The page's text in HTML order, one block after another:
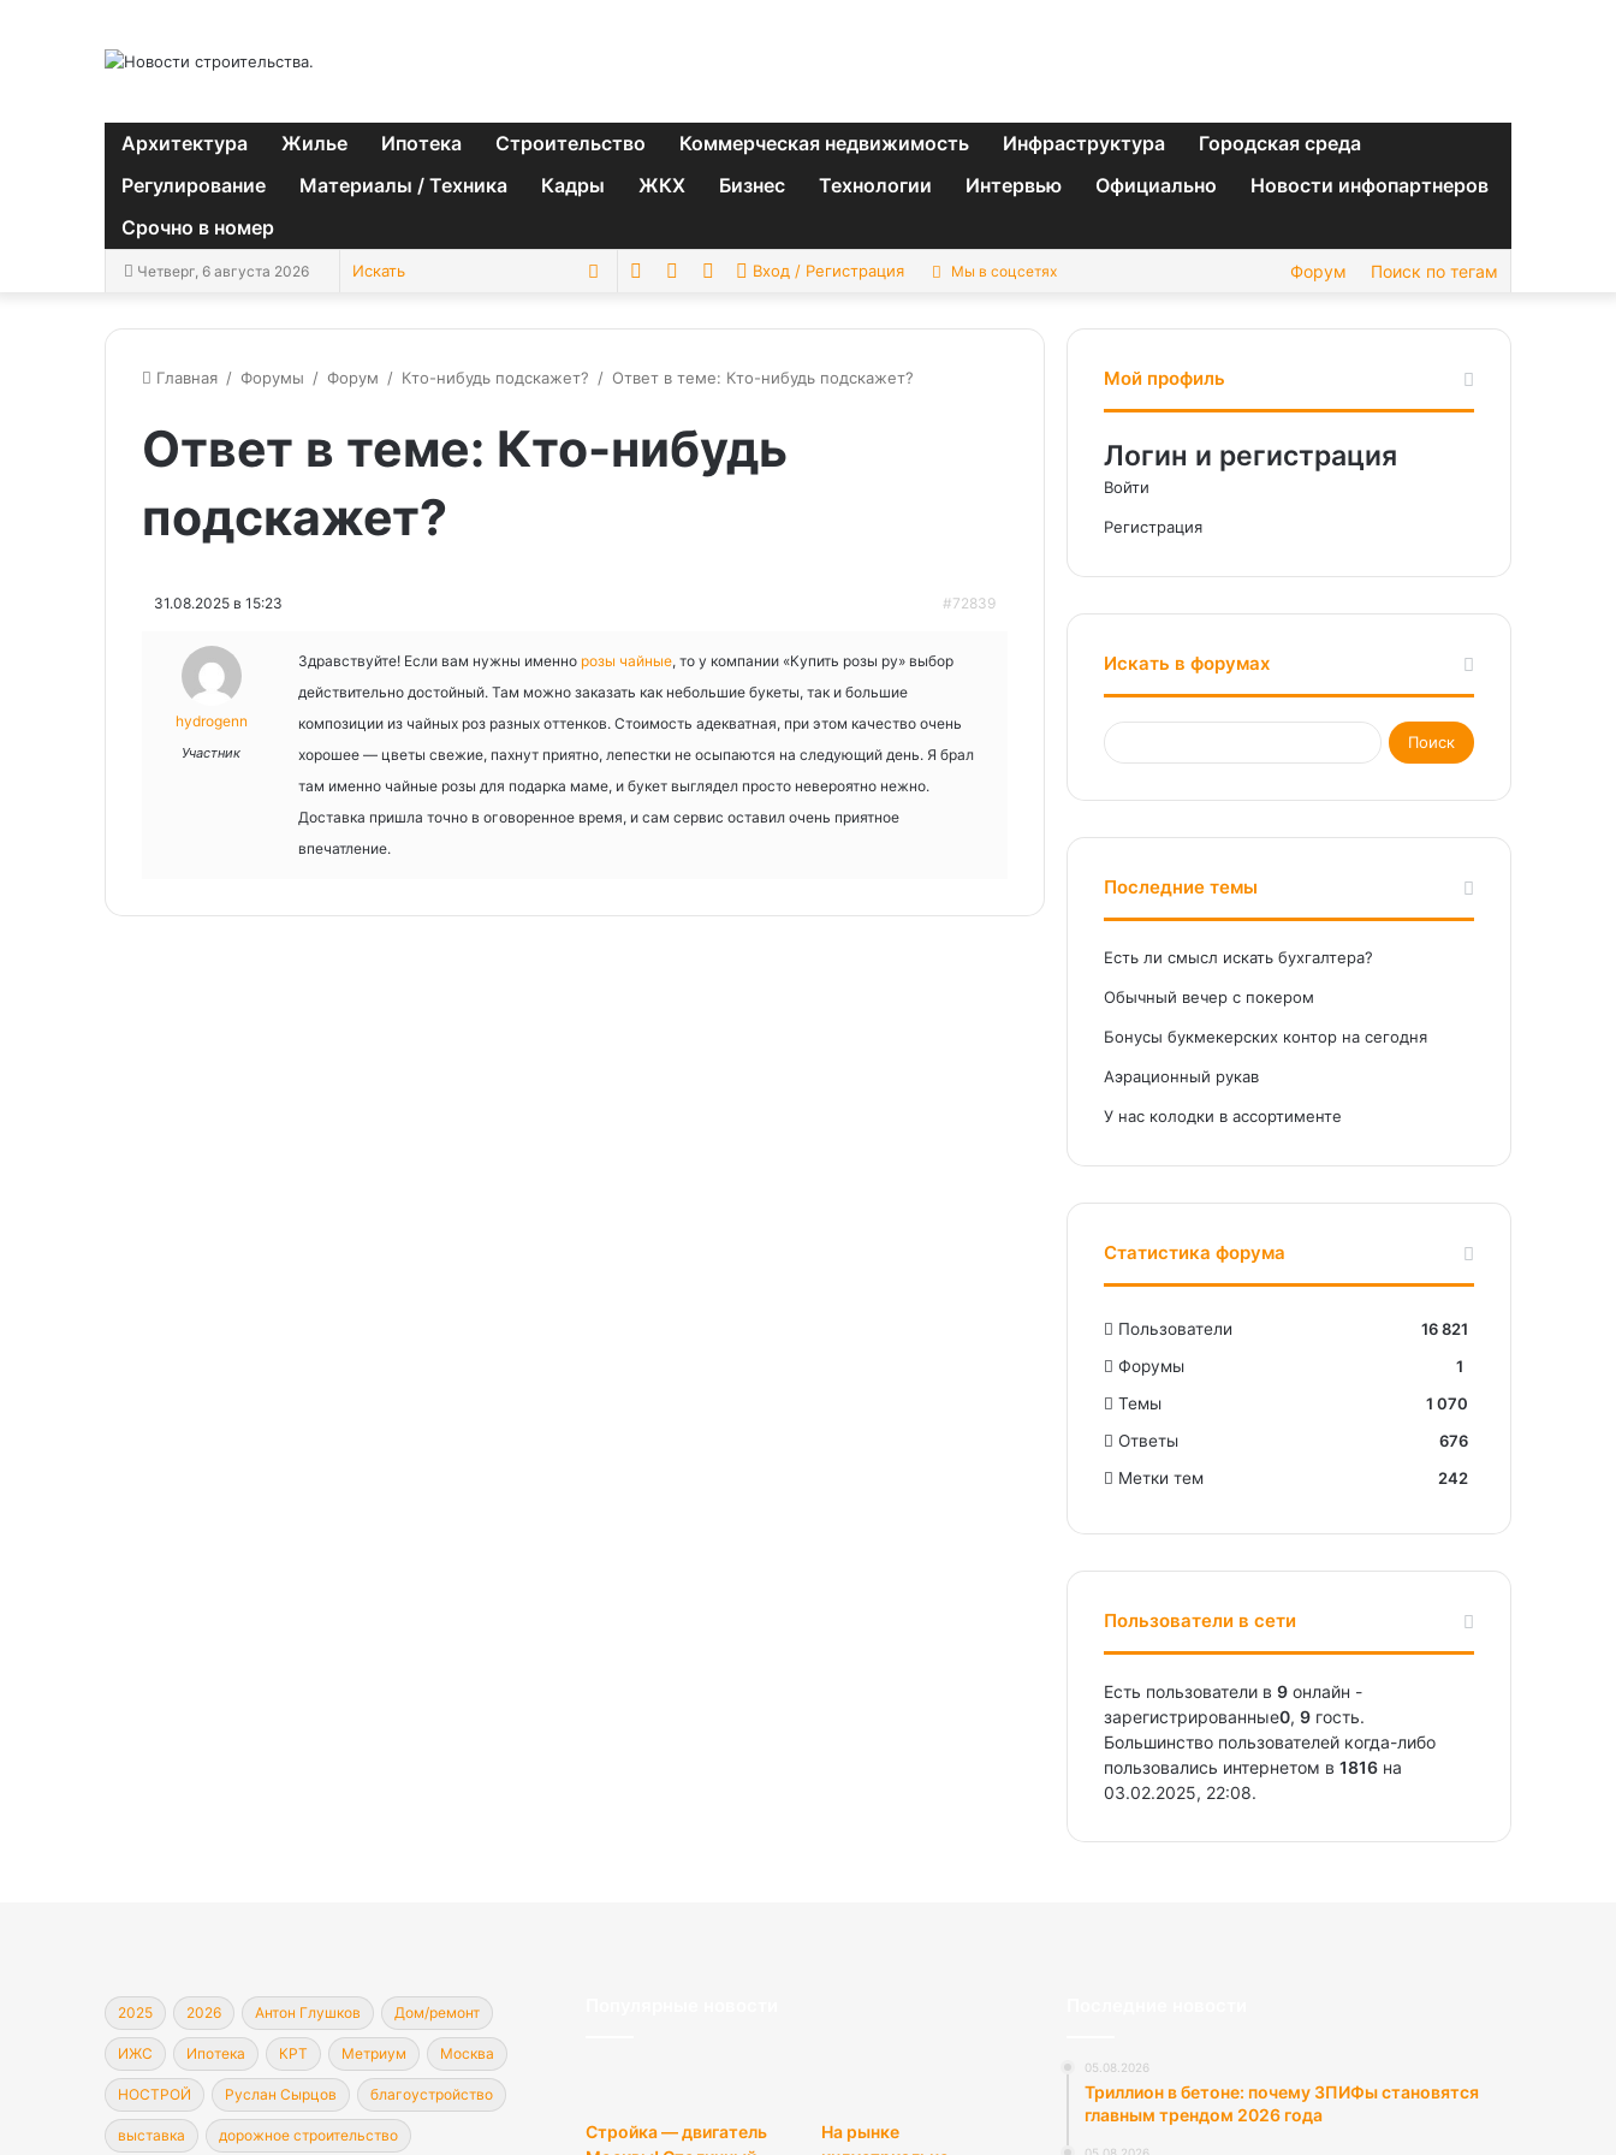
Архитектура Жилье Ипотека Строительство Коммерческая недвижимость Инфраструктура
Городская среда
Регулирование
Материалы / Техника Кадры ЖКХ Бизнес Технологии Интервью Официально
Новости инфопартнеров
Срочно в номер
Четверг, 6 августа 2026 Искать SwitchSidebarСлучайная
Вход / Регистрация Мы в соцсетях Форум Поиск по тегам
Главная / Форумы / Форум / Кто-нибудь подскажет? / Ответ в теме: Кто-нибудь подскажет?
Ответ в теме: Кто-нибудь
подскажет?
31.08.2025 в 15:23 #72839
hydrogenn
Участник
Здравствуйте! Если вам нужны именно розы чайные, то у компании «Купить розы ру» выбор
действительно достойный. Там можно заказать как небольшие букеты, так и большие
композиции из чайных роз разных оттенков. Стоимость адекватная, при этом качество очень
хорошее — цветы свежие, пахнут приятно, лепестки не осыпаются на следующий день. Я брал
там именно чайные розы для подарка маме, и букет выглядел просто невероятно нежно.
Доставка пришла точно в оговоренное время, и сам сервис оставил очень приятное
впечатление.
Мой профиль
Логин и регистрация
Войти
Регистрация
Искать в форумах
Последние темы
Есть ли смысл искать бухгалтера?
Обычный вечер с покером
Бонусы букмекерских контор на сегодня
Аэрационный рукав
У нас колодки в ассортименте
Статистика форума
Пользователи
16 821
Форумы
1
Темы
1 070
Ответы
676
Метки тем
242
Пользователи в сети
Есть пользователи в9 онлайн -
зарегистрированные0,9 гость.
Большинство пользователей когда-либо
пользовались интернетом в1816 на
03.02.2025, 22:08.
2025 2026 Антон Глушков Дом/ремонт
ИЖС Ипотека КРТ Метриум Москва
НОСТРОЙ Руслан Сырцов благоустройство
выставка дорожное строительство
Стройка — двигатель
На рынке
05.08.2026
Триллион в бетоне: почему ЗПИФы становятся
главным трендом 2026 года